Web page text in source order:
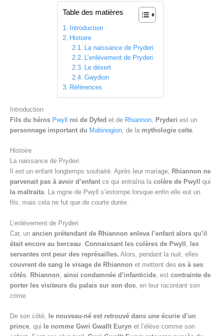
Table des matières
Introduction
Histoire
La naissance de Pryderi
L’enlèvement de Pryderi
Le désert
Gwydion
Références
Introduction
Fils du héros Pwyll roi de Dyfed et de Rhiannon Pryderi est un
personnage important du Mabinogion , de la mythologie celte
Histoire
La naissance de Pryderi
Il est un enfant longtemps souhaité. Après leur mariage, Rhiannon ne
parvenait pas à avoir d’enfant ce qui entraîna la colère de Pwyll
qui
la maltraita. La rogne de Pwyll s’estompe lorsque enfin elle eut un
fils, mais cela ne fut que de courte durée.
L’enlèvement de Pryderi
Car, un ancien prétendant de Rhiannon enleva l’enfant alors qu’il
était encore au berceau Connaissant les colères de Pwyll
les
servantes ont peur des représailles. Alors, pendant la nuit, elles
couvrent de sang le visage de Rhiannon et mettent des os à ses
côtés
Rhiannon ainsi condamnée d’infanticide , est contrainte de
porter les visiteurs du palais sur son dos , en leur racontant son
crime.
De son côté, le nouveau-né est retrouvé dans une écurie d’un
prince, qui le nomme Gwri Gwallt Euryn et l’élève comme son